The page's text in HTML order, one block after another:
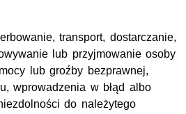
transport, dostarczanie,
lub przyjmowanie osoby
lub groźby bezprawnej,
wprowadzenia w błąd albo
do należytego